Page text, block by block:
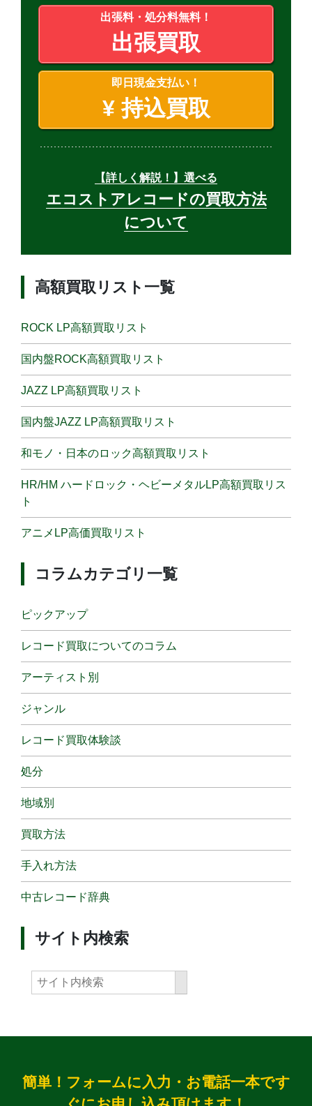
出張料・処分料無料！
出張買取
即日現金支払い！
¥持込買取
【詳しく解説！】選べる
エコストアレコードの買取方法
について
高額買取リスト一覧
ROCK LP高額買取リスト
国内盤ROCK高額買取リスト
JAZZ LP高額買取リスト
国内盤JAZZ LP高額買取リスト
和モノ・日本のロック高額買取リスト
HR/HM ハードロック・ヘビーメタルLP高額買取リス
ト
アニメLP高価買取リスト
コラムカテゴリ一覧
ピックアップ
レコード買取についてのコラム
アーティスト別
ジャンル
レコード買取体験談
処分
地域別
買取方法
手入れ方法
中古レコード辞典
サイト内検索
簡単！フォームに入力・お電話一本です